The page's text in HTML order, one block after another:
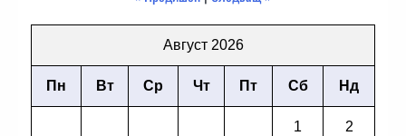
Август 2026
Пн Вт Ср Чт Пт Сб Нд
1 2